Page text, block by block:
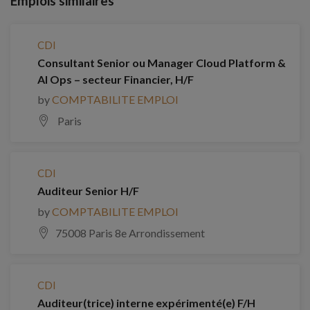
CDI
Consultant Senior ou Manager Cloud Platform &
AI Ops – secteur Financier, H/F
byCOMPTABILITE EMPLOI
Paris
CDI
Auditeur Senior H/F
byCOMPTABILITE EMPLOI
75008 Paris 8e Arrondissement
CDI
Auditeur(trice) interne expérimenté(e) F/H